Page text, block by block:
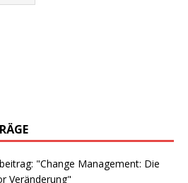
"Change Management: Die
Veränderung"